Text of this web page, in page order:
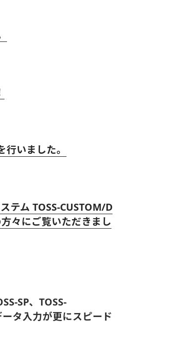
いました。
テム TOSS-CUSTOM/D
々にご覧いただきまし
SP、TOSS-
タ入力が更にスピード